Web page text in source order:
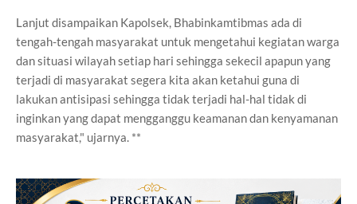
Lanjut disampaikan Kapolsek, Bhabinkamtibmas ada di
tengah-tengah masyarakat untuk mengetahui kegiatan warga
dan situasi wilayah setiap hari sehingga sekecil apapun yang
terjadi di masyarakat segera kita akan ketahui guna di
lakukan antisipasi sehingga tidak terjadi hal-hal tidak di
inginkan yang dapat mengganggu keamanan dan kenyamanan
masyarakat," ujarnya. **